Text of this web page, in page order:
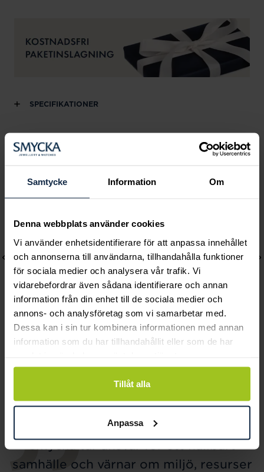
Samtycke Information Om
Denna webbplats använder cookies
Vi använder enhetsidentifierare för att anpassa innehållet
och annonserna till användarna, tillhandahålla funktioner
för sociala medier och analysera vår trafik. Vi
vidarebefordrar även sådana identifierare och annan
information från din enhet till de sociala medier och
annons- och analysföretag som vi samarbetar med.
Dessa kan i sin tur kombinera informationen med annan
information som du har tillhandahållit eller som de har
Tillåt alla
Anpassa
SPECIFIKATIONER
Andra köpte också
Lily and Rose
Ivory
Mockberg
Smycka tar ansvar för ett hållbart
samhälle och värnar om miljö, resurser